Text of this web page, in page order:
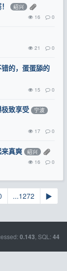
绍兴
16 0
21 0
的，蛋蛋舔的
15 0
致享受 宁波
17 0
真爽 绍兴
16 0
...1272 ▶
0.143 , SQL: 44